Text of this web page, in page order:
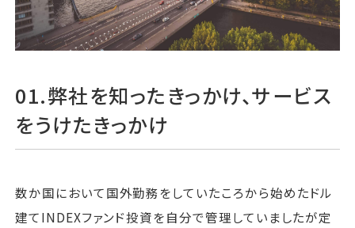
ファミリーオフィスとは
関連書籍
メールマガジン登録
01.弊社を知ったきっかけ、サービス
をうけたきっかけ
数か国において国外勤務をしていたころから始めたドル
建てINDEXファンド投資を自分で管理していましたが定